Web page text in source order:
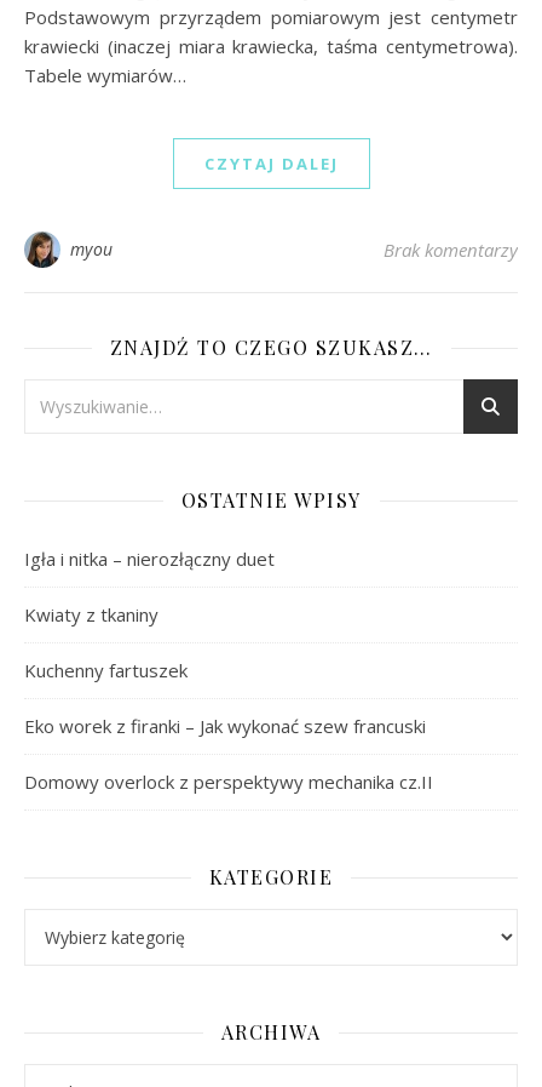
Podstawowym przyrządem pomiarowym jest centymetr
krawiecki (inaczej miara krawiecka, taśma centymetrowa).
Tabele wymiarów…
CZYTAJ DALEJ
myou Brak komentarzy
ZNAJDŹ TO CZEGO SZUKASZ…
OSTATNIE WPISY
Igła i nitka – nierozłączny duet
Kwiaty z tkaniny
Kuchenny fartuszek
Eko worek z firanki – Jak wykonać szew francuski
Domowy overlock z perspektywy mechanika cz.II
KATEGORIE
ARCHIWA